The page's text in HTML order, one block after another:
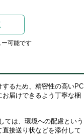
可能です
るため、精密性の高いPC
届けできるよう丁寧な梱
ては、環境への配慮という
接送り状などを添付して